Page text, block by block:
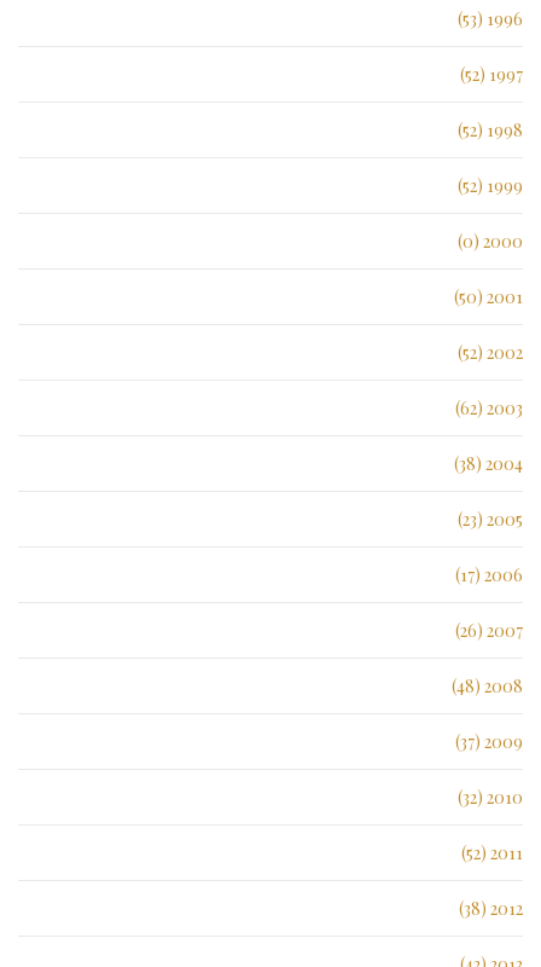
1996 (53)
1997 (52)
1998 (52)
1999 (52)
2000 (0)
2001 (50)
2002 (52)
2003 (62)
2004 (38)
2005 (23)
2006 (17)
2007 (26)
2008 (48)
2009 (37)
2010 (32)
2011 (52)
2012 (38)